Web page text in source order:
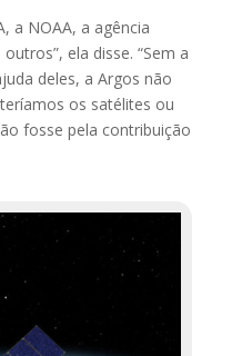
a NOAA, a agência
ela disse. “Sem a
deles, a Argos não
os satélites ou
fosse pela contribuição